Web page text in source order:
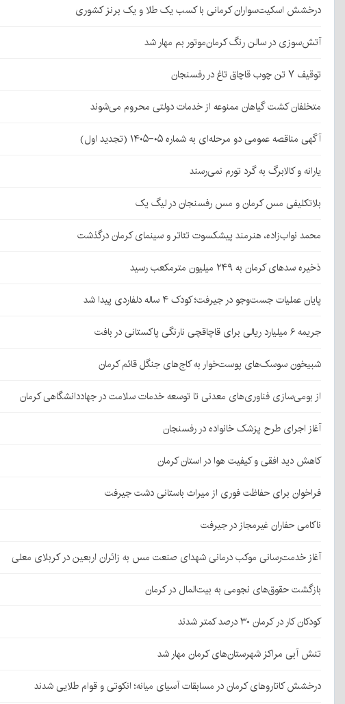
درخشش اسکیت‌سواران کرمانی با کسب یک طلا و یک برنز کشوری
آتش‌سوزی در سالن رنگ کرمان‌موتور بم مهار شد
توقیف ۷ تن چوب قاچاق تاغ در رفسنجان
متخلفان کشت گیاهان ممنوعه از خدمات دولتی محروم می‌شوند
آگهی مناقصه عمومی دو مرحله‌ای به شماره ۰۵-۱۴۰۵ (تجدید اول)
یارانه و کالابرگ به گرد تورم نمی‌رسند
بلاتکلیفی مس کرمان و مس رفسنجان در لیگ یک
محمد نواب‌زاده، هنرمند پیشکسوت تئاتر و سینمای کرمان درگذشت
ذخیره سدهای کرمان به ۲۴۹ میلیون مترمکعب رسید
پایان عملیات جست‌وجو در جیرفت؛ کودک ۴ ساله دلفاردی پیدا شد
جریمه ۶ میلیارد ریالی برای قاچاقچی نارنگی پاکستانی در بافت
شبیخون سوسک‌های پوست‌خوار به کاج‌های جنگل قائم کرمان
از بومی‌سازی فناوری‌های معدنی تا توسعه خدمات سلامت در جهاددانشگاهی کرمان
آغاز اجرای طرح پزشک خانواده در رفسنجان
کاهش دید افقی و کیفیت هوا در استان کرمان
فراخوان برای حفاظت فوری از میراث باستانی دشت جیرفت
ناکامی حفاران غیرمجاز در جیرفت
آغاز خدمت‌رسانی موکب درمانی شهدای صنعت مس به زائران اربعین در کربلای معلی
بازگشت حقوق‌های نجومی به بیت‌المال در کرمان
کودکان کار در کرمان ۳۰ درصد کمتر شدند
تنش آبی مراکز شهرستان‌های کرمان مهار شد
درخشش کاتاروهای کرمان در مسابقات آسیای میانه؛ انکوتی و قوام طلایی شدند